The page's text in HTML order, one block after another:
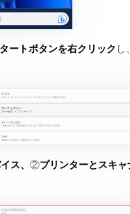
ートボタンを右クリック
ス、 ②プリンターとスキ